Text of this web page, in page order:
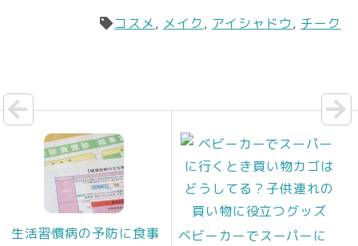
コスメ, メイク, アイシャドウ, チーク
生活習慣病の予防に食事
ベビーカーでスーパーに